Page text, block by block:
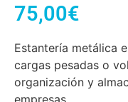
75,00€
Estantería metálica
cargas pesadas o
organización y